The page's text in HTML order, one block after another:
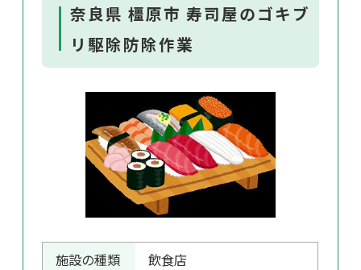
奈良県 橿原市 寿司屋のゴキブ
リ駆除防除作業
施設の種類
飲食店